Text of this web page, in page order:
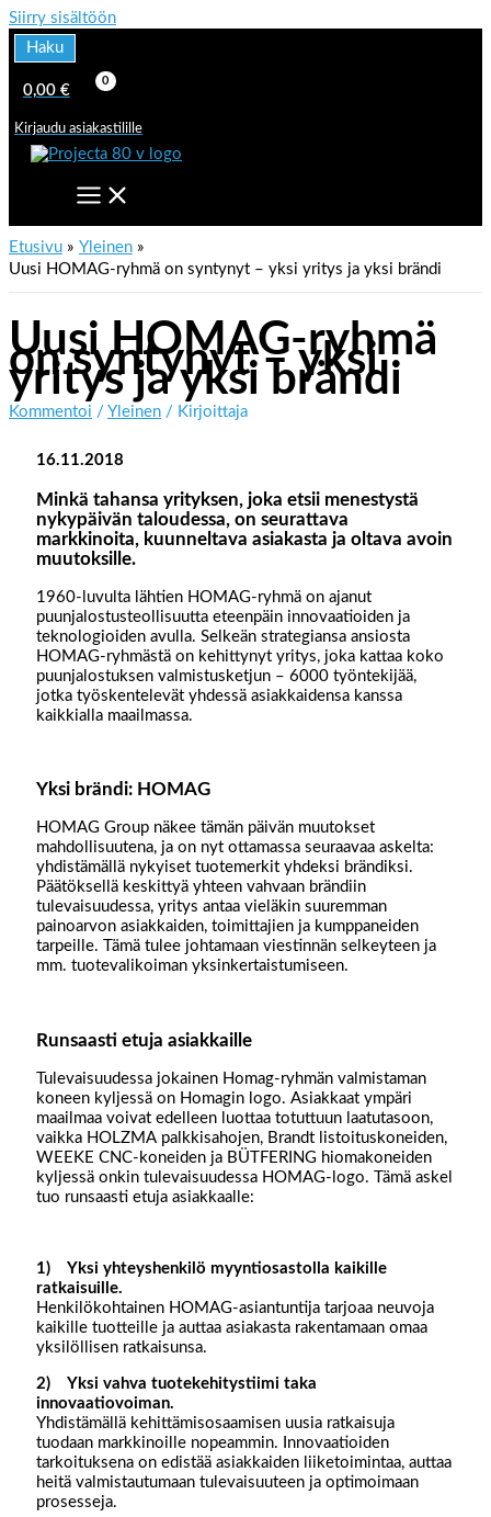
Siirry sisältöön
Haku
0,00 €
Kirjaudu asiakastilille
Etusivu
Yleinen
Uusi HOMAG-ryhmä on syntynyt – yksi yritys ja yksi brändi
Uusi HOMAG-ryhmä
on syntynyt – yksi
yritys ja yksi brändi
Kommentoi / Yleinen / Kirjoittaja
16.11.2018
Minkä tahansa yrityksen, joka etsii menestystä
nykypäivän taloudessa, on seurattava
markkinoita, kuunneltava asiakasta ja oltava avoin
muutoksille.
1960-luvulta lähtien HOMAG-ryhmä on ajanut
puunjalostusteollisuutta eteenpäin innovaatioiden ja
teknologioiden avulla. Selkeän strategiansa ansiosta
HOMAG-ryhmästä on kehittynyt yritys, joka kattaa koko
puunjalostuksen valmistusketjun – 6000 työntekijää,
jotka työskentelevät yhdessä asiakkaidensa kanssa
kaikkialla maailmassa.
Yksi brändi: HOMAG
HOMAG Group näkee tämän päivän muutokset
mahdollisuutena, ja on nyt ottamassa seuraavaa askelta:
yhdistämällä nykyiset tuotemerkit yhdeksi brändiksi.
Päätöksellä keskittyä yhteen vahvaan brändiin
tulevaisuudessa, yritys antaa vieläkin suuremman
painoarvon asiakkaiden, toimittajien ja kumppaneiden
tarpeille. Tämä tulee johtamaan viestinnän selkeyteen ja
mm. tuotevalikoiman yksinkertaistumiseen.
Runsaasti etuja asiakkaille
Tulevaisuudessa jokainen Homag-ryhmän valmistaman
koneen kyljessä on Homagin logo. Asiakkaat ympäri
maailmaa voivat edelleen luottaa totuttuun laatutasoon,
vaikka HOLZMA palkkisahojen, Brandt listoituskoneiden,
WEEKE CNC-koneiden ja BÜTFERING hiomakoneiden
kyljessä onkin tulevaisuudessa HOMAG-logo. Tämä askel
tuo runsaasti etuja asiakkaalle:
1) Yksi yhteyshenkilö myyntiosastolla kaikille
ratkaisuille.
Henkilökohtainen HOMAG-asiantuntija tarjoaa neuvoja
kaikille tuotteille ja auttaa asiakasta rakentamaan omaa
yksilöllisen ratkaisunsa.
2) Yksi vahva tuotekehitystiimi taka
innovaatiovoiman.
Yhdistämällä kehittämisosaamisen uusia ratkaisuja
tuodaan markkinoille nopeammin. Innovaatioiden
tarkoituksena on edistää asiakkaiden liiketoimintaa, auttaa
heitä valmistautumaan tulevaisuuteen ja optimoimaan
prosesseja.